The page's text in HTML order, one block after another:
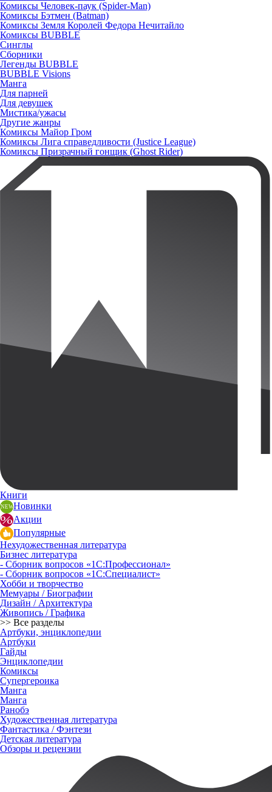
Комиксы Человек-паук (Spider-Man)
Комиксы Бэтмен (Batman)
Комиксы Земля Королей Федора Нечитайло
Комиксы BUBBLE
Синглы
Сборники
Легенды BUBBLE
BUBBLE Visions
Манга
Для парней
Для девушек
Мистика/ужасы
Другие жанры
Комиксы Майор Гром
Комиксы Лига справедливости (Justice League)
Комиксы Призрачный гонщик (Ghost Rider)
Книги
Новинки
Акции
Популярные
Нехудожественная литература
Бизнес литература
- Сборник вопросов «1С:Профессионал»
- Сборник вопросов «1С:Специалист»
Хобби и творчество
Мемуары / Биографии
Дизайн / Архитектура
Живопись / Графика
>> Все разделы
Артбуки, энциклопедии
Артбуки
Гайды
Энциклопедии
Комиксы
Супергероика
Манга
Манга
Ранобэ
Художественная литература
Фантастика / Фэнтези
Детская литература
Обзоры и рецензии